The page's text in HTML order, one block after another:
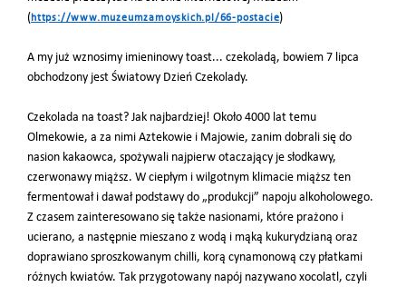
( https://www.muzeumzamoyskich.pl/66-postacie)
A my już wznosimy imieninowy toast... czekoladą, bowiem 7 lipca
obchodzony jest Światowy Dzień Czekolady.
Czekolada na toast? Jak najbardziej! Około 4000 lat temu
Olmekowie, a za nimi Aztekowie i Majowie, zanim dobrali się do
nasion kakaowca, spożywali najpierw otaczający je słodkawy,
czerwonawy miąższ. W ciepłym i wilgotnym klimacie miąższ ten
fermentował i dawał podstawy do „produkcji” napoju alkoholowego.
Z czasem zainteresowano się także nasionami, które prażono i
ucierano, a następnie mieszano z wodą i mąką kukurydzianą oraz
doprawiano sproszkowanym chilli, korą cynamonową czy płatkami
różnych kwiatów. Tak przygotowany napój nazywano xocolatl, czyli